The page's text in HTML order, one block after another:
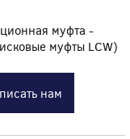
муфта -
муфты LCW)
нам